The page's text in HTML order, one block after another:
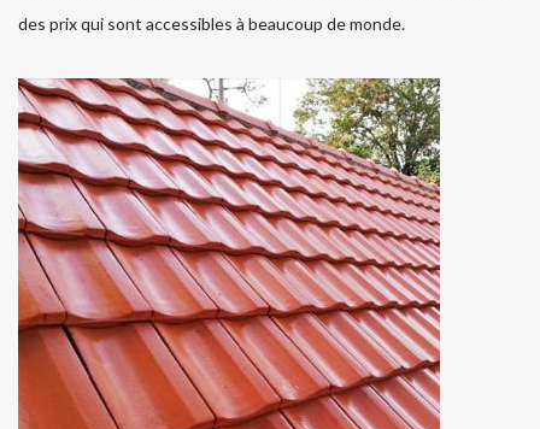
des prix qui sont accessibles à beaucoup de monde.